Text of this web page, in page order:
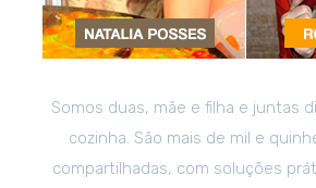
Somos duas, mãe e filha e juntas
cozinha. São mais de mil e
compartilhadas, com soluções